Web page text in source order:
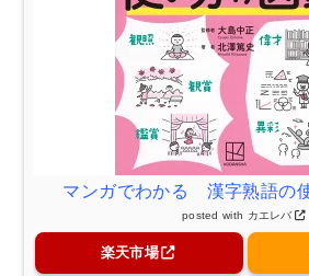
マンガでわかる 漢字熟語の
posted with カエレバ
楽天市場